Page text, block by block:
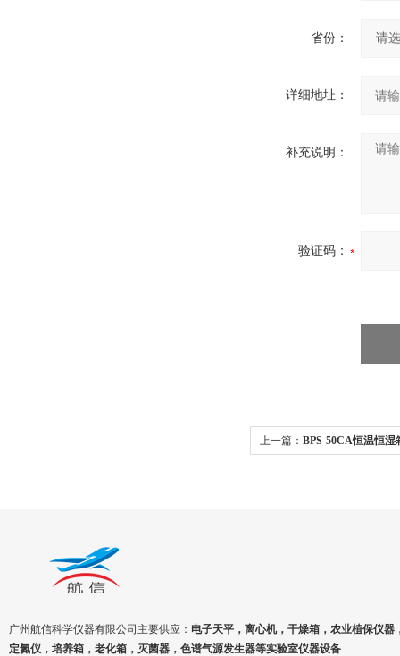
省份：
详细地址：
补充说明：
验证码：
上一篇： BPS-50CA恒温恒湿
广州航信科学仪器有限公司主要供应： 电子天平，离心机，干燥箱，农业植保仪器
定氮仪，培养箱，老化箱，灭菌器，色谱气源发生器等实验室仪器设备